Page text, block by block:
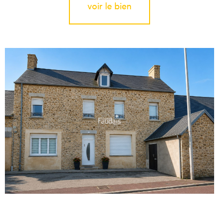
voir le bien